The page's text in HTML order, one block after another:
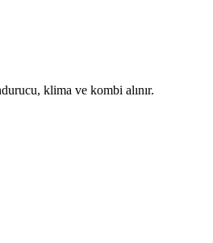
klima ve kombi alınır.